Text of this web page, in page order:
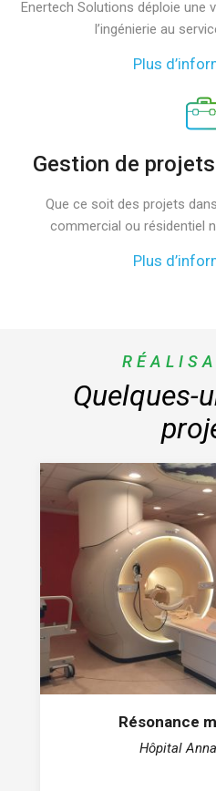
Enertech Solutions déploie une
l’ingénierie au
Plus
Gestion de
Que ce soit des projets
commercial ou résidentiel
Plus
Quelques-
Résonance
Hôpital